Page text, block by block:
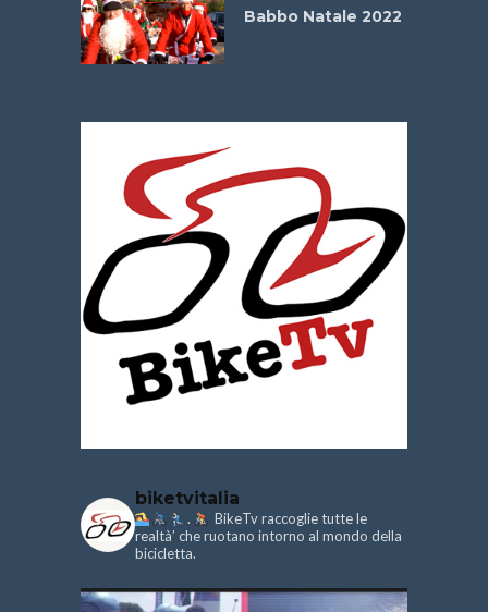
Babbo Natale 2022
biketvitalia
.
BikeTv raccoglie tutte le
realtà’ che ruotano intorno al mondo della
bicicletta.